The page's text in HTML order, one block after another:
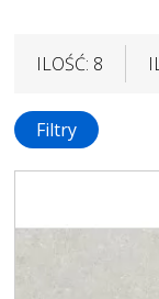
ILOŚĆ: 8
Filtry